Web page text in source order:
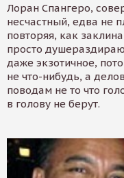
Лоран Спангеро,
несчастный, едва не
повторяя, как
просто
даже экзотичное,
не что-нибудь, а
поводам не то что
в голову не берут.